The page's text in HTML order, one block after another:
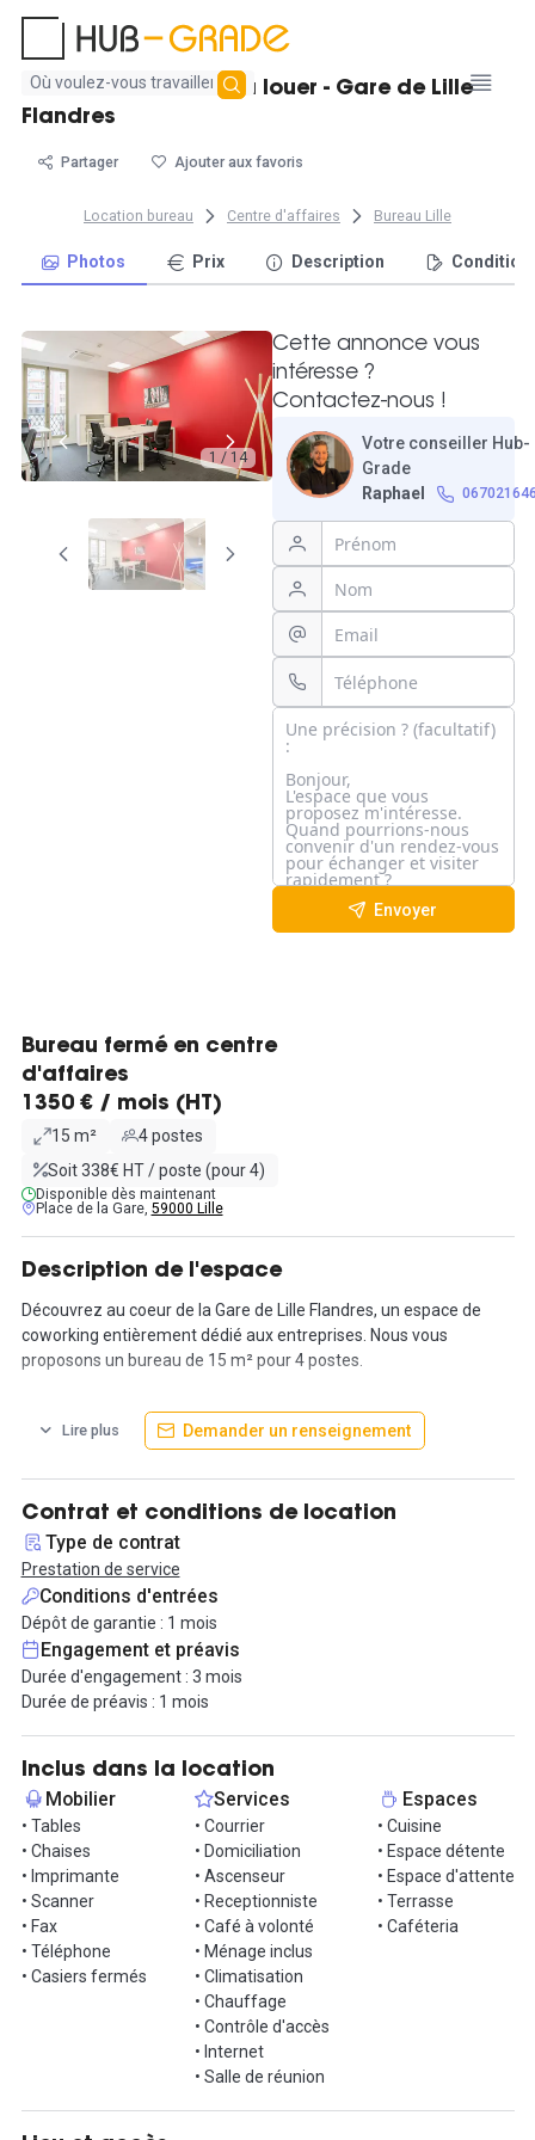
Aucun
résultat
Bureau fermé 15 m² à louer - Gare de Lille
Flandres
Partager Ajouter aux favoris
Location bureau Centre d'affaires Bureau Lille
Photos Prix Description
1 / 14
Cette annonce vous
intéresse ?
Contactez-nous !
Votre conseiller Hub-
Grade
Raphael
Envoyer
Bureau fermé en centre
d'affaires
1350 € / mois (HT)
15 m²
4 postes
Soit 338€ HT / poste (pour 4)
Disponible dès maintenant
Place de la Gare, 59000 Lille
Description de l'espace
Découvrez au coeur de la Gare de Lille Flandres, un espace de
coworking entièrement dédié aux entreprises. Nous vous
proposons un bureau de 15 m² pour 4 postes.
Notre espace est directement accessible depuis le hall de la gare,
et peut être rejoint par le métro, le bus ou le train très facilement.
Réparti sur 4 étages, nos espaces s'adaptent à votre entreprise
et sont entièrement modulables. Installez-vous dans un quartier
dynamique et accessible, ou vous pourrez retrouver les
restaurants gastronomiques les plus réputés de Lille, ainsi que les
magasins du centre commercial d'Euralille. De plus, vous serez à
proximité de nombreux hôtels, qui sauront accueillir vos invités
toute l'année.
En somme, profitez d'un emplacement stratégique pour votre
entreprise et le développement de votre activité.
N'hésitez pas à nous contacter directement via la messagerie !
Lire plus Demander un renseignement
Contrat et conditions de location
Type de contrat
Prestation de service
Conditions d'entrées
Dépôt de garantie : 1 mois
Engagement et préavis
Durée d'engagement : 3 mois
Durée de préavis : 1 mois
Inclus dans la location
Mobilier
• Tables
• Chaises
• Imprimante
• Scanner
• Fax
• Téléphone
• Casiers fermés
Services
• Courrier
• Domiciliation
• Ascenseur
• Receptionniste
• Café à volonté
• Ménage inclus
• Climatisation
• Chauffage
• Contrôle d'accès
• Internet
• Salle de réunion
Espaces
• Cuisine
• Espace détente
• Espace d'attente
• Terrasse
• Caféteria